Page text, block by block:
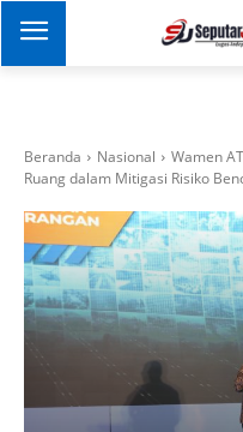
Beranda Nasional
Wamen
Ruang dalam Mitigasi Risiko